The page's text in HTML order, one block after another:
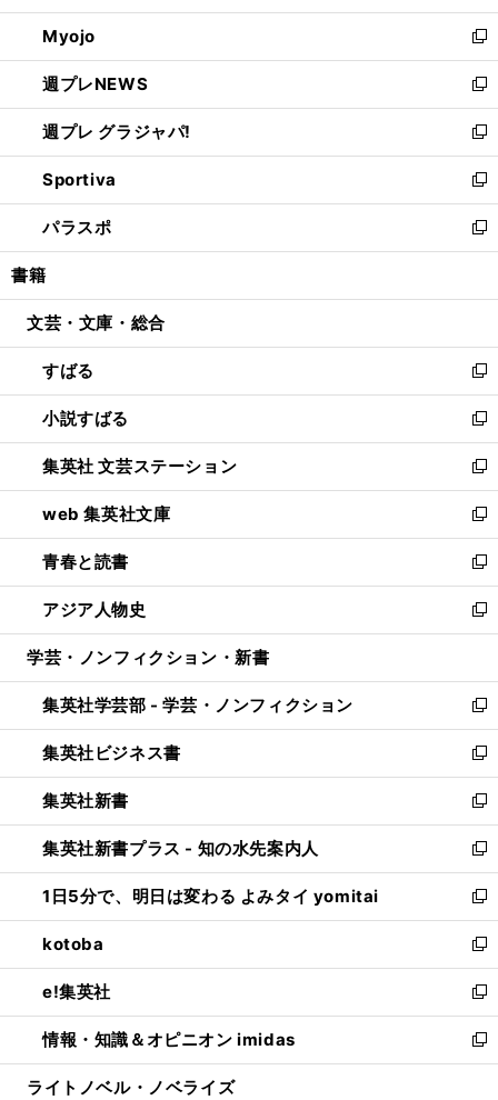
開
く
ウ
で
開
く
ン
ド
ウ
で
開
く
ウ
ィ
ン
ド
ウ
で
開
く
Myojo
新
し
い
ウ
ィ
ン
ド
ウ
で
開
週プレNEWS
新
し
い
ウ
ィ
ン
ド
ウ
開
週プレ グラジャパ!
新
し
い
ウ
ィ
ン
ウ
開
く
Sportiva
新
し
い
ウ
ン
ウ
で
開
く
パラスポ
新
し
ウ
ン
ド
ウ
で
開
く
書籍
文芸・文庫・総合
すばる
新
し
い
ウ
ィ
ン
ド
ウ
で
開
く
小説すばる
新
し
い
ウ
ィ
ン
ド
ウ
で
開
集英社 文芸ステーション
新
し
い
ウ
ィ
ン
ド
ウ
開
く
web 集英社文庫
新
し
い
ウ
ィ
ン
ウ
で
開
く
青春と読書
新
し
い
ウ
ン
ド
ウ
で
開
く
アジア人物史
新
し
ウ
ィ
ン
ド
ウ
で
開
く
学芸・ノンフィクション・新書
集英社学芸部 - 学芸・ノンフィクション
新
し
い
ウ
ィ
ン
ド
ウ
で
開
く
集英社ビジネス書
新
し
い
ウ
ィ
ン
ド
ウ
で
開
く
集英社新書
新
し
い
ウ
ィ
ン
ド
ウ
で
開
く
集英社新書プラス - 知の水先案内人
新
し
い
ウ
ィ
ン
ド
ウ
で
開
1日5分で、明日は変わる よみタイ yomitai
新
し
い
ウ
ィ
ン
ド
ウ
kotoba
新
し
い
ウ
ィ
ン
e!集英社
新
し
い
ウ
情報・知識＆オピニオン imidas
新
し
ライトノベル・ノベライズ